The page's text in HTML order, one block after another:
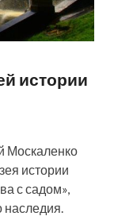
истории
Москаленко
истории
с садом»,